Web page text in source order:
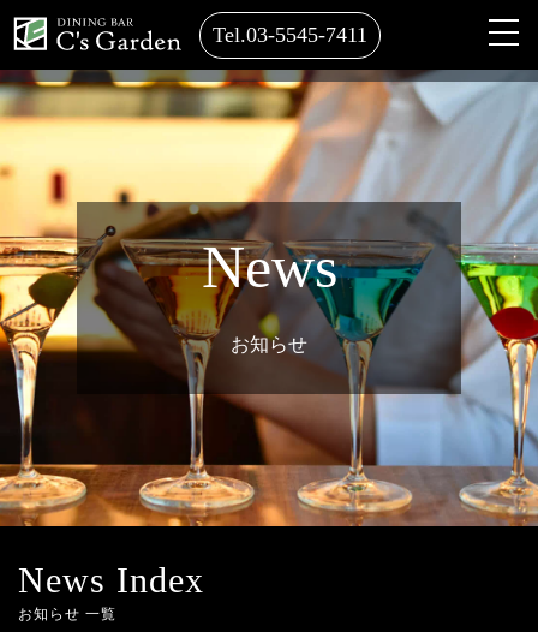
Tel.03-5545-7411
News
お知らせ
News Index
お知らせ 一覧